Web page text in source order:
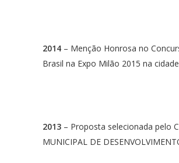
2014 – Menção Honrosa no
Brasil na Expo Milão 2015 na
2013 – Proposta selecionada pelo
MUNICIPAL DE